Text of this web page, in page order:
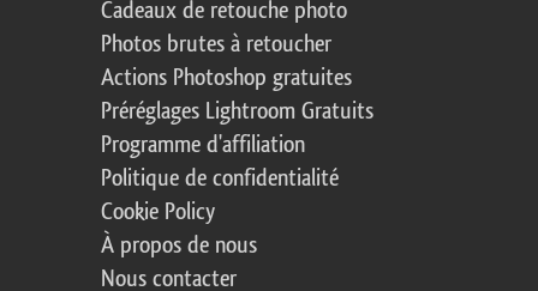
Cadeaux de retouche photo
Photos brutes à retoucher
Actions Photoshop gratuites
Préréglages Lightroom Gratuits
Programme d'affiliation
Politique de confidentialité
Cookie Policy
À propos de nous
Nous contacter